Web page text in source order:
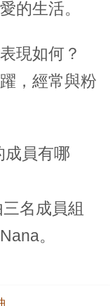
的生活。
現如何？
，經常與粉
成員有哪
名成員組
。